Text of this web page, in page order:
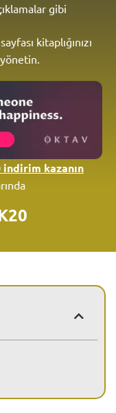
gibi
kitaplığınızı
indirim kazanın